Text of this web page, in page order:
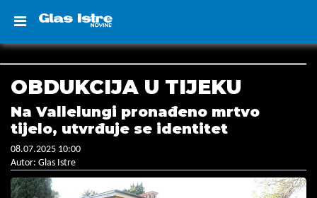
OBDUKCIJA U TIJEKU
Na Vallelungi pronađeno mrtvo
tijelo, utvrđuje se identitet
08.07.2025 10:00
Autor: Glas Istre